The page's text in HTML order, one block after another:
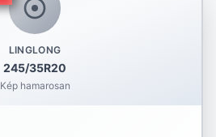
LINGLONG
245/35R20
Kép hamarosan